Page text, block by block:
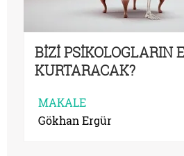
BİZİ PSİKOLOGLARIN
KURTARACAK?
MAKALE
Gökhan Ergür